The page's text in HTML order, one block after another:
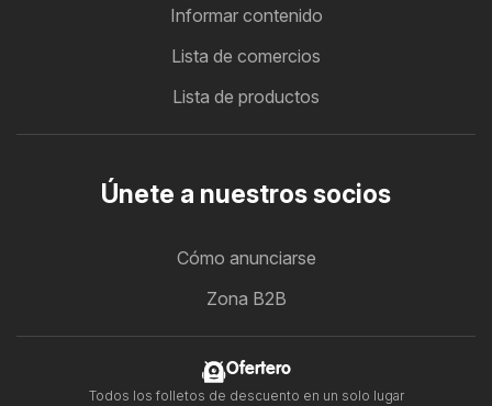
Informar contenido
Lista de comercios
Lista de productos
Únete a nuestros socios
Cómo anunciarse
Zona B2B
Ofertero
Todos los folletos de descuento en un solo lugar